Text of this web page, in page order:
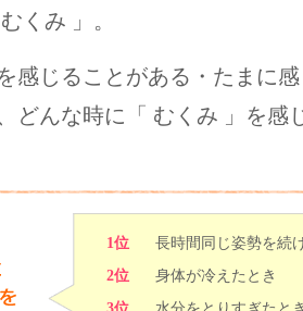
くみ 」。
感じることがある・たまに
どんな時に「 むくみ 」を
1位
長時間同じ姿勢を続
2位
身体が冷えたとき